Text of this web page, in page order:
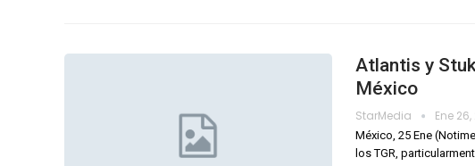
Atlantis y
México
StarMedia Ene 26,
México, 25 Ene
los TGR,